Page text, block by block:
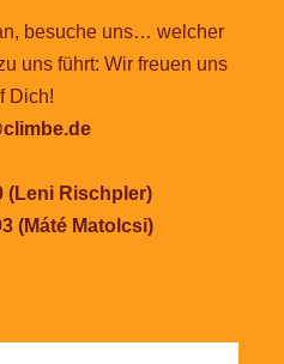
besuche uns… welcher
uns führt: Wir freuen uns
Dich!
(Leni Rischpler)
(Máté Matolcsi)